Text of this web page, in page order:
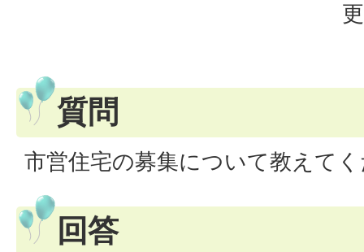
質問
市営住宅の募集について教えて
回答